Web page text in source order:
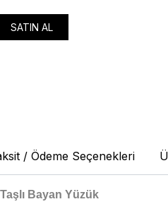
SATIN AL
/ Ödeme Seçenekleri
Bayan Yüzük